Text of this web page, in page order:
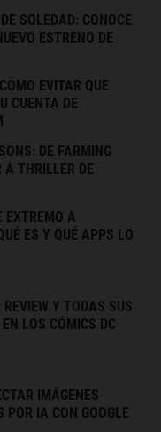
SOLEDAD: CONOCE
ESTRENO DE
EVITAR QUE
CUENTA DE
DE FARMING
A THRILLER DE
EXTREMO A
ES Y QUÉ APPS LO
REVIEW Y TODAS SUS
LOS CÓMICS DC
IMÁGENES
POR IA CON GOOGLE